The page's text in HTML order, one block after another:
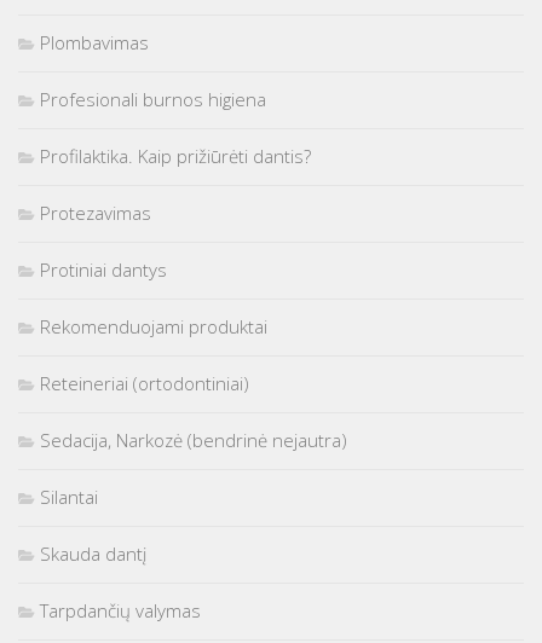
Plombavimas
Profesionali burnos higiena
Profilaktika. Kaip prižiūrėti dantis?
Protezavimas
Protiniai dantys
Rekomenduojami produktai
Reteineriai (ortodontiniai)
Sedacija, Narkozė (bendrinė nejautra)
Silantai
Skauda dantį
Tarpdančių valymas